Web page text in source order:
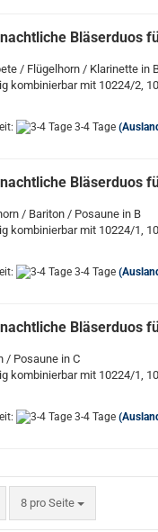
Bläserduos
/ Flügelhorn / Klarinette in
kombinierbar mit 10224/2,
3-4 Tage
Bläserduos
/ Bariton / Posaune in B
kombinierbar mit 10224/1,
3-4 Tage
Bläserduos
/ Posaune in C
kombinierbar mit 10224/1,
3-4 Tage
8 pro Seite
pro Seite